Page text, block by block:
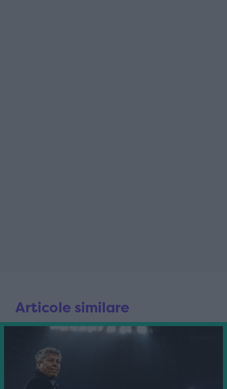
Articole similare